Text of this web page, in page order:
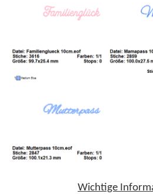
Wichtige